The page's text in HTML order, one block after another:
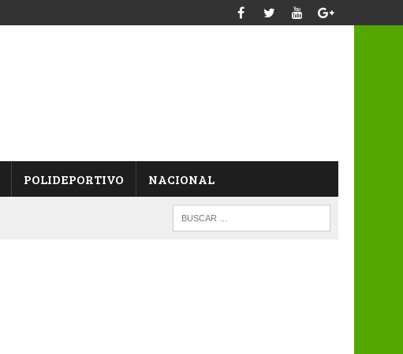
POLIDEPORTIVO NACIONAL